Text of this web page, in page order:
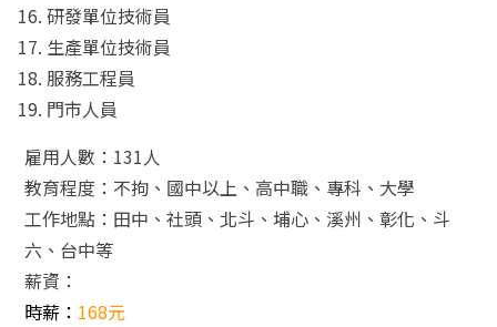
研發單位技術員
生產單位技術員
服務工程員
門市人員
雇用人數：131人
教育程度：不拘、國中以上、高中職、專科、大學
工作地點：田中、社頭、北斗、埔心、溪州、彰化、斗
六、台中等
薪資：
時薪： 168元